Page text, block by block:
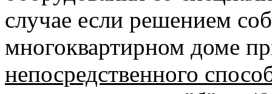
случае если решением
многоквартирном доме
непосредственного